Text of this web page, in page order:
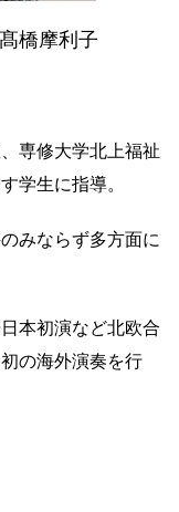
橋摩利子
専修大学北上福祉
学生に指導。
みならず多方面に
本初演など北欧合
の海外演奏を行